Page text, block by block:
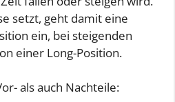
setzt, geht damit eine
ein, bei steigenden
einer Long-Position.
als auch Nachteile: